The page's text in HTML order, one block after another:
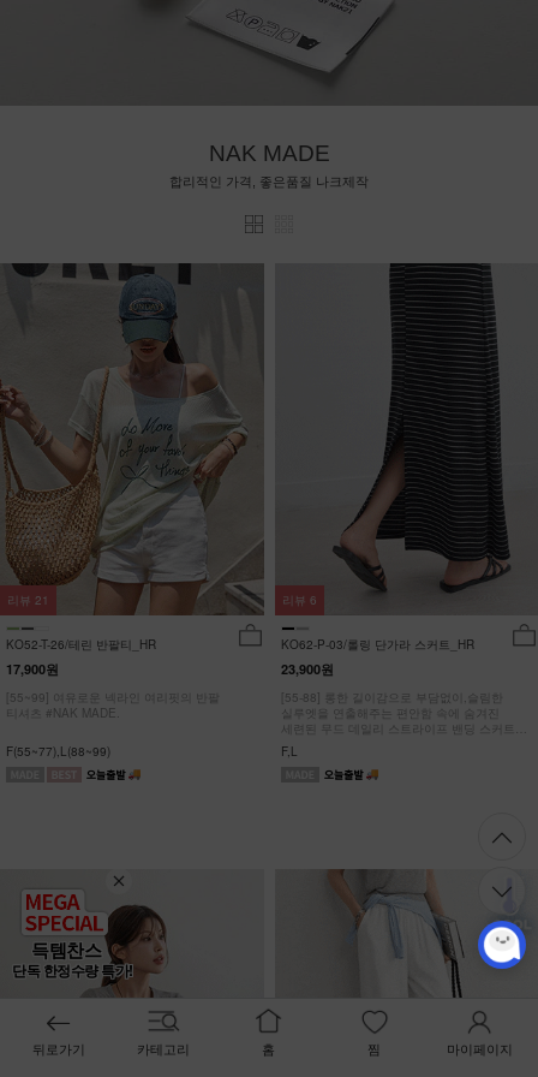
득템찬스
단독 한정수량 특가!
NAK MADE
합리적인 가격, 좋은품질 나크제작
KO52-T-26/테린 반팔티_HR
17,900원
[55~99] 여유로운 넥라인 여리핏의 반팔
티셔츠 #NAK MADE.
F(55~77),L(88~99)
리뷰 21
KO62-P-03/롤링 단가라 스커트_HR
23,900원
[55-88] 롱한 길이감으로 부담없이,슬림한
실루엣을 연출해주는 편안함 속에 숨겨진
세련된 무드 데일리 스트라이프 밴딩 스커트
#NAK MADE.
F,L
리뷰 6
뒤로가기 카테고리 홈 찜 마이페이지